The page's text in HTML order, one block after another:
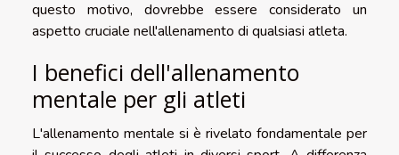
questo motivo, dovrebbe essere considerato un
aspetto cruciale nell'allenamento di qualsiasi atleta.
I benefici dell'allenamento
mentale per gli atleti
L'allenamento mentale si è rivelato fondamentale per